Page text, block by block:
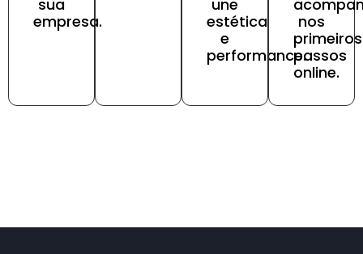
sua
empresa.
une
estética
e
performance.
nos
primeiros
passos
online.